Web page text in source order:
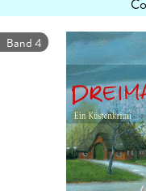
erfahren
Band 4